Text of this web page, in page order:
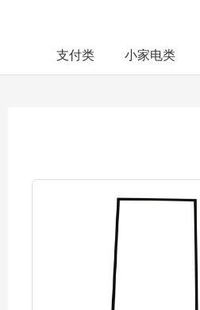
支付类 小家电类